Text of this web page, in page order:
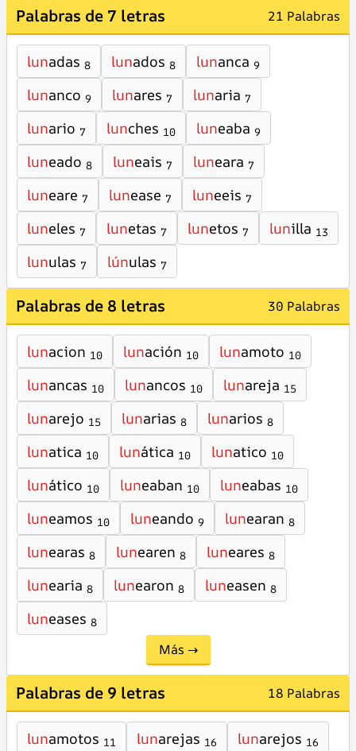
Palabras de 7 letras 21 Palabras
lunadas 8 lunados 8 lunanca 9
lunanco 9 lunares 7 lunaria 7
lunario 7 lunches 10 luneaba 9
luneado 8 luneais 7 luneara 7
luneare 7 lunease 7 luneeis 7
luneles 7 lunetas 7 lunetos 7 lunilla 13
lunulas 7 lúnulas 7
Palabras de 8 letras 30 Palabras
lunacion 10 lunación 10 lunamoto 10
lunancas 10 lunancos 10 lunareja 15
lunarejo 15 lunarias 8 lunarios 8
lunatica 10 lunática 10 lunatico 10
lunático 10 luneaban 10 luneabas 10
luneamos 10 luneando 9 lunearan 8
lunearas 8 lunearen 8 luneares 8
lunearia 8 lunearon 8 luneasen 8
luneases 8
Más →
Palabras de 9 letras 18 Palabras
lunamotos 11 lunarejas 16 lunarejos 16